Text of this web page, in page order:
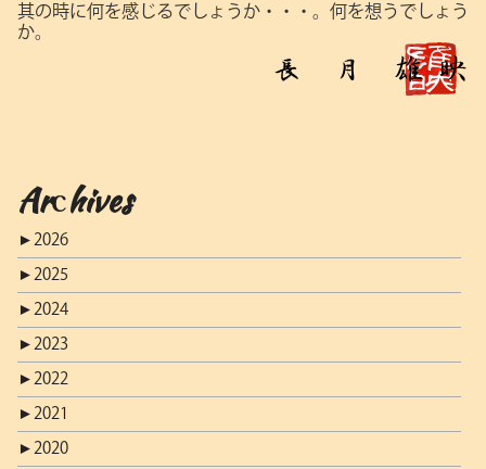
其の時に何を感じるでしょうか・・・。何を想うでしょう
か。
Archives
► 2026
► 2025
► 2024
► 2023
► 2022
► 2021
► 2020